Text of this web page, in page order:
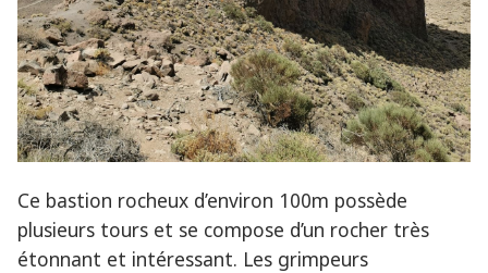
Ce bastion rocheux d’environ 100m possède
plusieurs tours et se compose d’un rocher très
étonnant et intéressant. Les grimpeurs